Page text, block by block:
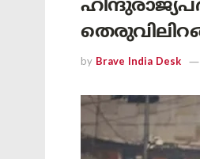
by Brave India Desk